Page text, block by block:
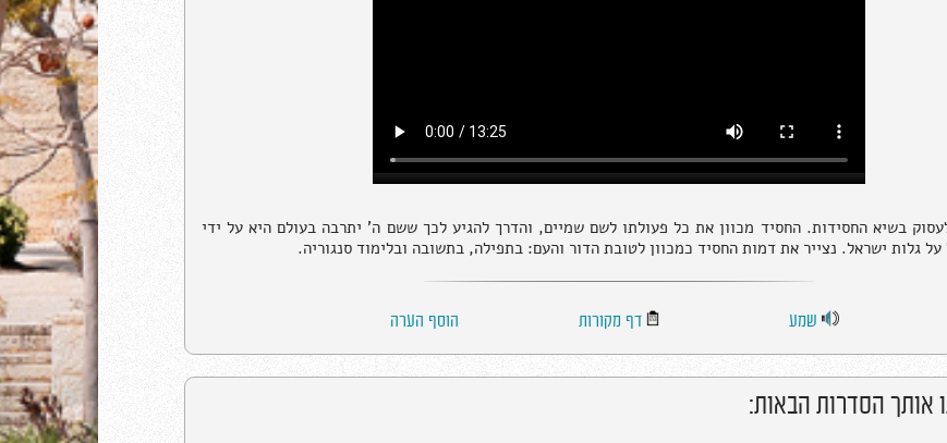
בשיא החסידות. החסיד מכוון את כל פעולתו לשם שמיים, והדרך להגיע לכך ששם ה' יתרבה בעולם היא על ידי
גלות ישראל. נצייר את דמות החסיד כמכוון לטובת הדור והעם: בתפילה, בתשובה ובלימוד סנגוריה.
שמע דף מקורות הוסף הערה
אותך הסדרות הבאות: